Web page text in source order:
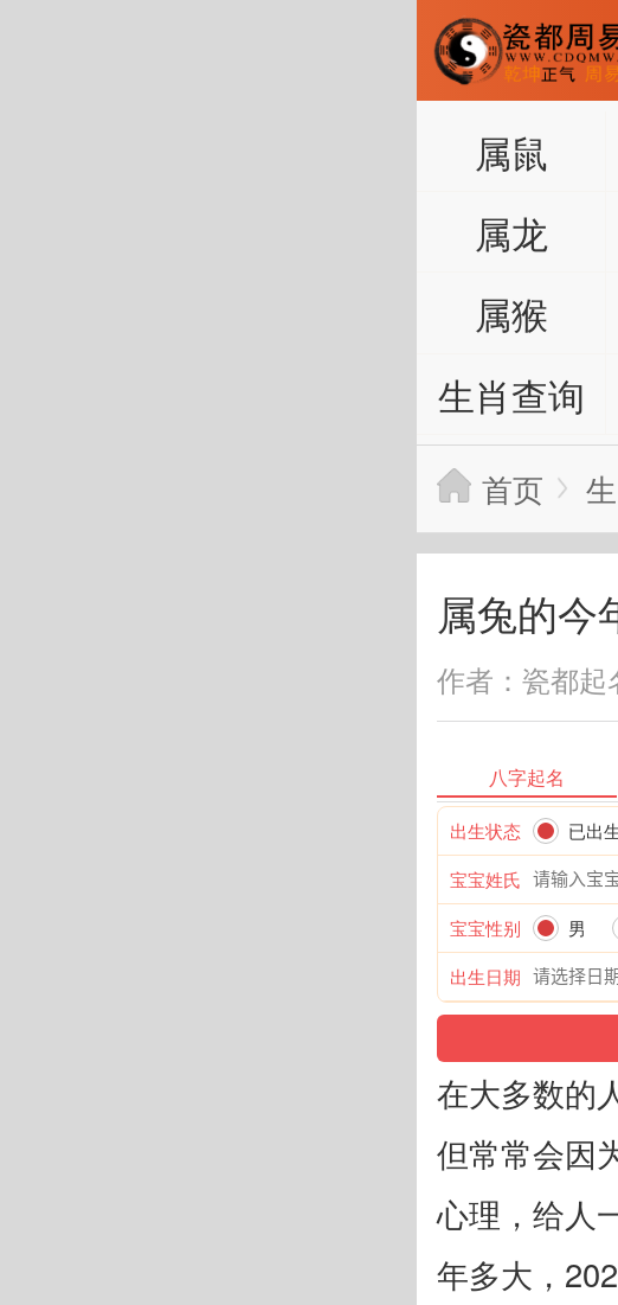
属鼠
属龙
属猴
生肖查询
首页
属兔的今
作者：瓷都起
八字起名
出生状态 已出
宝宝姓氏
宝宝性别
男
出生日期
在大多数的
但常常会因
心理，给人
年多大，